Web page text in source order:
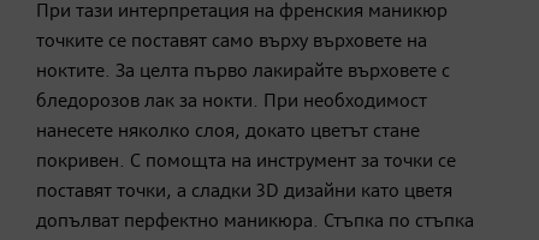
При тази интерпретация на френския маникюр
точките се поставят само върху върховете на
ноктите. За целта първо лакирайте върховете с
бледорозов лак за нокти. При необходимост
нанесете няколко слоя, докато цветът стане
покривен. С помощта на инструмент за точки се
поставят точки, а сладки 3D дизайни като цветя
допълват перфектно маникюра. Стъпка по стъпка